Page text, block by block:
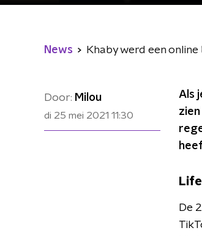
News Khaby werd een
Door: Milou
di 25 mei 2021 11:30
Als
De